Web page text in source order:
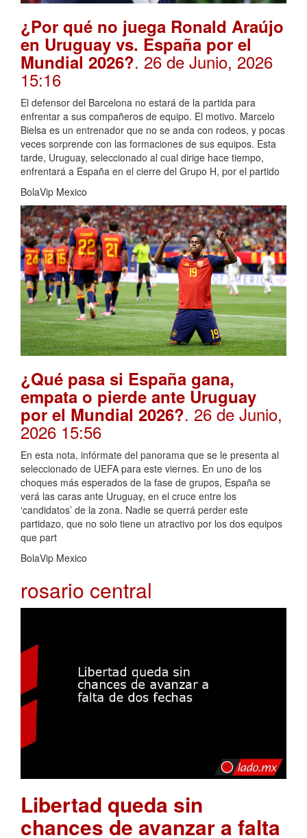
¿Por qué no juega Ronald Araújo
en Uruguay vs. España por el
Mundial 2026?. 26 de Junio, 2026
15:16
El defensor del Barcelona no estará de la partida para
enfrentar a sus compañeros de equipo. El motivo. Marcelo
Bielsa es un entrenador que no se anda con rodeos, y pocas
veces sorprende con las formaciones de sus equipos. Esta
tarde, Uruguay, seleccionado al cual dirige hace tiempo,
enfrentará a España en el cierre del Grupo H, por el partido
BolaVip Mexico
¿Qué pasa si España gana,
empata o pierde ante Uruguay
por el Mundial 2026?. 26 de Junio,
2026 15:56
En esta nota, infórmate del panorama que se le presenta al
seleccionado de UEFA para este viernes. En uno de los
choques más esperados de la fase de grupos, España se
verá las caras ante Uruguay, en el cruce entre los
‘candidatos’ de la zona. Nadie se querrá perder este
partidazo, que no solo tiene un atractivo por los dos equipos
que part
BolaVip Mexico
rosario central
Libertad queda sin
chances de avanzar a falta